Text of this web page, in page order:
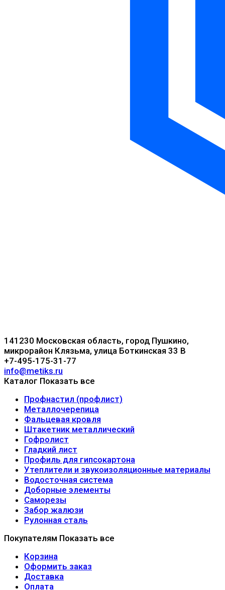
141230 Московская область, город Пушкино,
микрорайон Клязьма, улица Боткинская 33 В
+7-495-175-31-77
info@metiks.ru
Каталог Показать все
Профнастил (профлист)
Металлочерепица
Фальцевая кровля
Штакетник металлический
Гофролист
Гладкий лист
Профиль для гипсокартона
Утеплители и звукоизоляционные материалы
Водосточная система
Доборные элементы
Саморезы
Забор жалюзи
Рулонная сталь
Покупателям Показать все
Корзина
Оформить заказ
Доставка
Оплата